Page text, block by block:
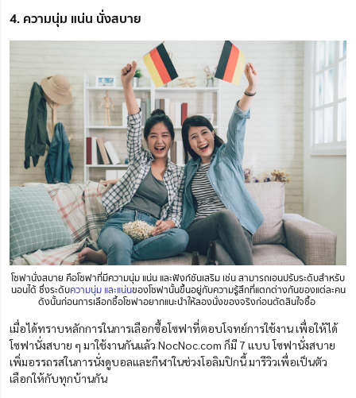
4. ความนุ่ม แน่น นั่งสบาย
โซฟานั่งสบาย คือโซฟาที่มีความนุ่ม แน่น และฟังก์ชันเสริม เช่น สามารถเอนปรับระดับสำหรับ
นอนได้ ซึ่งระดับความนุ่ม และแน่นของโซฟานั้นขึ้นอยู่กับความรู้สึกที่แตกต่างกันของแต่ละคน
ดังนั้นก่อนการเลือกซื้อโซฟาอยากแนะนำให้ลองนั่งของจริงก่อนตัดสินใจซื้อ
เมื่อได้ทราบหลักการในการเลือกซื้อโซฟาที่ตอบโจทย์การใช้งาน เพื่อให้ได้
โซฟานั่งสบาย ๆ มาใช้งานกันแล้ว NocNoc.com ก็มี 7 แบบ โซฟานั่งสบาย
เพิ่มอรรถรสในการนั่งดูบอลและกีฬาในช่วงโอลิมปิกนี้ มารีวิวเพื่อเป็นตัว
เลือกให้กับทุกบ้านกัน